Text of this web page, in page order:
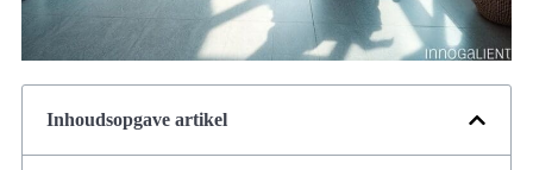
Inhoudsopgave artikel